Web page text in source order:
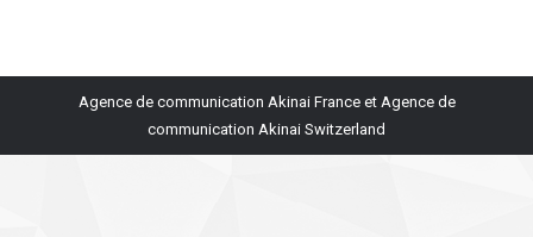
Agence de communication Akinai France et Agence de
communication Akinai Switzerland